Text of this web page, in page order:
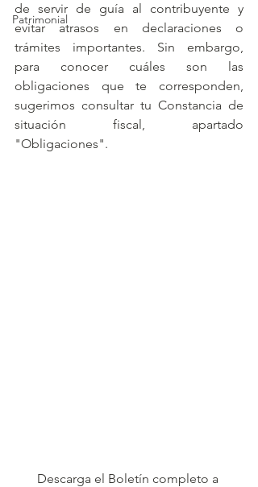
Patrimonial
de servir de guía al contribuyente y
evitar atrasos en declaraciones o
trámites importantes. Sin embargo,
para conocer cuáles son las
obligaciones que te corresponden,
sugerimos consultar tu Constancia de
situación fiscal, apartado
"Obligaciones".
Descarga el Boletín completo a